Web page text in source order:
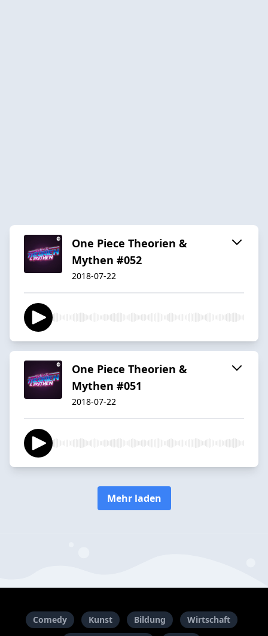
One Piece Theorien &
Mythen #052
2018-07-22
One Piece Theorien &
Mythen #051
2018-07-22
Mehr laden
Comedy Kunst Bildung
Wirtschaft